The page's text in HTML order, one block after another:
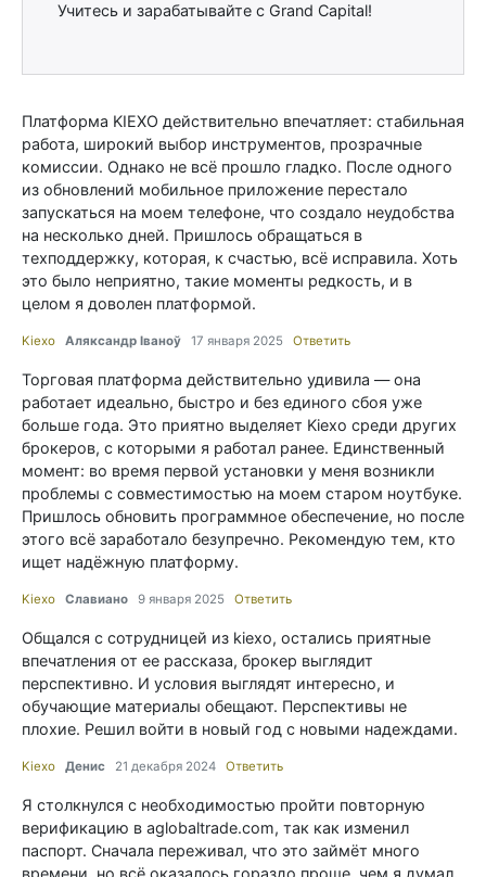
Учитесь и зарабатывайте с Grand Capital!
Платформа KIEXO действительно впечатляет: стабильная
работа, широкий выбор инструментов, прозрачные
комиссии. Однако не всё прошло гладко. После одного
из обновлений мобильное приложение перестало
запускаться на моем телефоне, что создало неудобства
на несколько дней. Пришлось обращаться в
техподдержку, которая, к счастью, всё исправила. Хоть
это было неприятно, такие моменты редкость, и в
целом я доволен платформой.
Kiexo Аляксандр Іваноў 17 января 2025 Ответить
Торговая платформа действительно удивила — она
работает идеально, быстро и без единого сбоя уже
больше года. Это приятно выделяет Kiexo среди других
брокеров, с которыми я работал ранее. Единственный
момент: во время первой установки у меня возникли
проблемы с совместимостью на моем старом ноутбуке.
Пришлось обновить программное обеспечение, но после
этого всё заработало безупречно. Рекомендую тем, кто
ищет надёжную платформу.
Kiexo Славиано 9 января 2025 Ответить
Общался с сотрудницей из kiexo, остались приятные
впечатления от ее рассказа, брокер выглядит
перспективно. И условия выглядят интересно, и
обучающие материалы обещают. Перспективы не
плохие. Решил войти в новый год с новыми надеждами.
Kiexo Денис 21 декабря 2024 Ответить
Я столкнулся с необходимостью пройти повторную
верификацию в aglobaltrade.com, так как изменил
паспорт. Сначала переживал, что это займёт много
времени, но всё оказалось гораздо проще, чем я думал.